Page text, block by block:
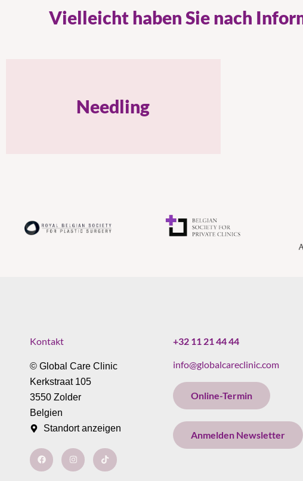
Vielleicht haben Sie nach
Needling
Kontakt
© Global Care Clinic
Kerkstraat 105
3550 Zolder
Belgien
Standort anzeigen
F
a
I
n
T
i
+32 11 21 44 44
info@globalcareclinic.com
Online-Termin
Anmelden Newsletter